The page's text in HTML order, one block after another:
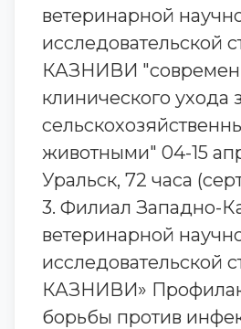
ветеринарной
исследовательской
КАЗНИВИ
клинического ухода
животными" 04-15
Уральск, 72 часа
3. Филиал Западно-
ветеринарной
исследовательской
КАЗНИВИ»
борьбы против